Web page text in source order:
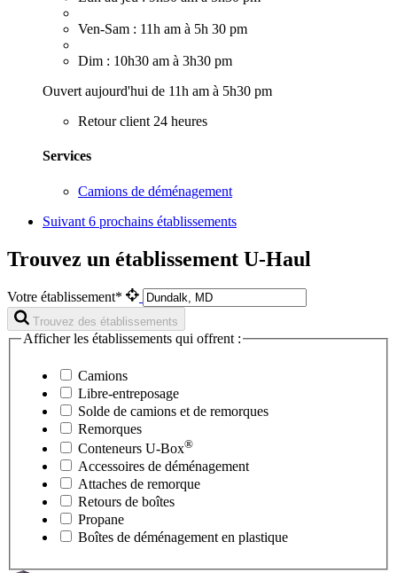
Ven-Sam : 11h am à 5h 30 pm
Dim : 10h30 am à 3h30 pm
Ouvert aujourd'hui de 11h am à 5h30 pm
Retour client 24 heures
Services
Camions de déménagement
Suivant 6 prochains établissements
Trouvez un établissement U-Haul
Votre établissement*
Trouvez des établissements
Afficher les établissements qui offrent :
Camions
Libre-entreposage
Solde de camions et de remorques
Remorques
Conteneurs U-Box®
Accessoires de déménagement
Attaches de remorque
Retours de boîtes
Propane
Boîtes de déménagement en plastique